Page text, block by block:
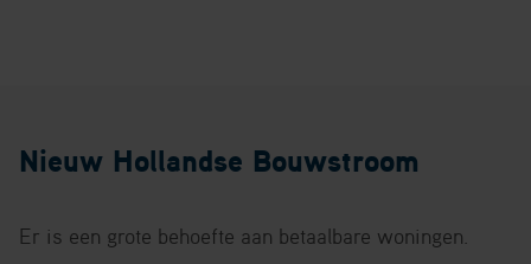
Nieuw Hollandse Bouwstroom
Er is een grote behoefte aan betaalbare woningen.